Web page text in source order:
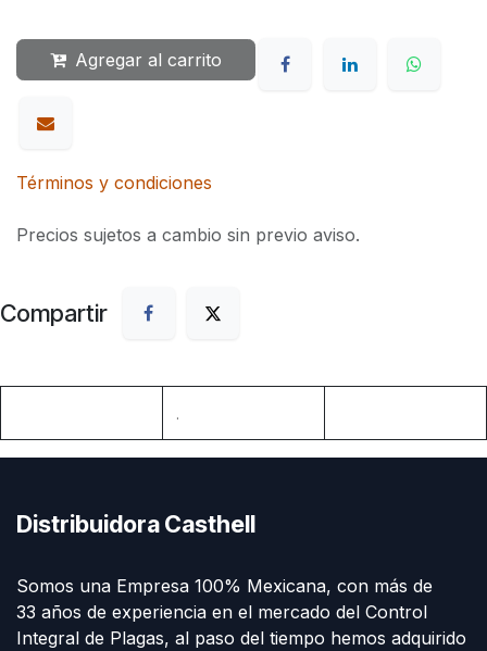
Agregar al carrito
Términos y condiciones
Precios sujetos a cambio sin previo aviso.
Compartir
.
Distribuidora Casthell
Somos una Empresa 100% Mexicana, con más de
33 años de experiencia en el mercado del Control
Integral de Plagas, al paso del tiempo hemos adquirido